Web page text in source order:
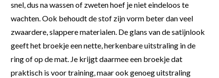
snel, dus na wassen of zweten hoef je niet eindeloos te
wachten. Ook behoudt de stof zijn vorm beter dan veel
zwaardere, slappere materialen. De glans van de satijnlook
geeft het broekje een nette, herkenbare uitstraling in de
ring of op de mat. Je krijgt daarmee een broekje dat
praktisch is voor training, maar ook genoeg uitstraling